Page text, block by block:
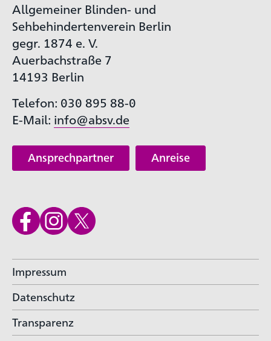
Allgemeiner Blinden- und
Sehbehindertenverein Berlin
gegr. 1874 e. V.
Auerbachstraße 7
14193 Berlin
Telefon: 030 895 88-0
E-Mail: info@absv.de
Ansprechpartner Anreise
Impressum
Datenschutz
Transparenz